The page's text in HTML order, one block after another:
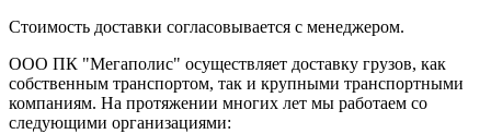
Стоимость доставки согласовывается с менеджером.
ООО ПК "Мегаполис" осуществляет доставку грузов, как
собственным транспортом, так и крупными транспортными
компаниям. На протяжении многих лет мы работаем со
следующими организациями: